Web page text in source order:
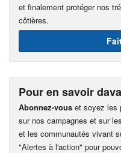
et finalement protéger nos
côtières.
Pour en savoir
Abonnez-vous et soyez les
sur nos campagnes et sur
et les communautés vivant
"Alertes à l'action" pour